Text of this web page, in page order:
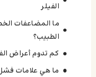
الفيلر
ما المضاعفات
الطبيب؟
كم تدوم أعراض
ما هي علامات